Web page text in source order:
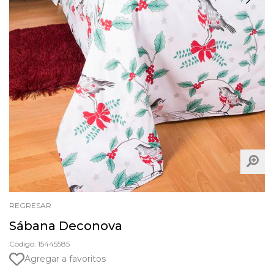
REGRESAR
Sábana Deconova
Código: 15445585
Agregar a favoritos